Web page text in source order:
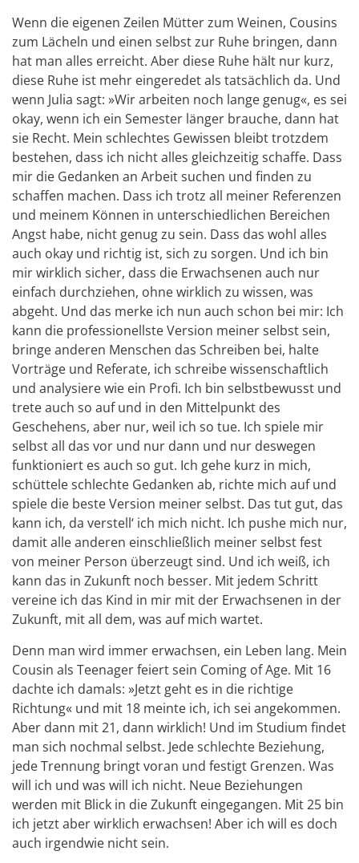
Wenn die eigenen Zeilen Mütter zum Weinen, Cousins
zum Lächeln und einen selbst zur Ruhe bringen, dann
hat man alles erreicht. Aber diese Ruhe hält nur kurz,
diese Ruhe ist mehr eingeredet als tatsächlich da. Und
wenn Julia sagt: »Wir arbeiten noch lange genug«, es sei
okay, wenn ich ein Semester länger brauche, dann hat
sie Recht. Mein schlechtes Gewissen bleibt trotzdem
bestehen, dass ich nicht alles gleichzeitig schaffe. Dass
mir die Gedanken an Arbeit suchen und finden zu
schaffen machen. Dass ich trotz all meiner Referenzen
und meinem Können in unterschiedlichen Bereichen
Angst habe, nicht genug zu sein. Dass das wohl alles
auch okay und richtig ist, sich zu sorgen. Und ich bin
mir wirklich sicher, dass die Erwachsenen auch nur
einfach durchziehen, ohne wirklich zu wissen, was
abgeht. Und das merke ich nun auch schon bei mir: Ich
kann die professionellste Version meiner selbst sein,
bringe anderen Menschen das Schreiben bei, halte
Vorträge und Referate, ich schreibe wissenschaftlich
und analysiere wie ein Profi. Ich bin selbstbewusst und
trete auch so auf und in den Mittelpunkt des
Geschehens, aber nur, weil ich so tue. Ich spiele mir
selbst all das vor und nur dann und nur deswegen
funktioniert es auch so gut. Ich gehe kurz in mich,
schüttele schlechte Gedanken ab, richte mich auf und
spiele die beste Version meiner selbst. Das tut gut, das
kann ich, da verstell‘ ich mich nicht. Ich pushe mich nur,
damit alle anderen einschließlich meiner selbst fest
von meiner Person überzeugt sind. Und ich weiß, ich
kann das in Zukunft noch besser. Mit jedem Schritt
vereine ich das Kind in mir mit der Erwachsenen in der
Zukunft, mit all dem, was auf mich wartet.
Denn man wird immer erwachsen, ein Leben lang. Mein
Cousin als Teenager feiert sein Coming of Age. Mit 16
dachte ich damals: »Jetzt geht es in die richtige
Richtung« und mit 18 meinte ich, ich sei angekommen.
Aber dann mit 21, dann wirklich! Und im Studium findet
man sich nochmal selbst. Jede schlechte Beziehung,
jede Trennung bringt voran und festigt Grenzen. Was
will ich und was will ich nicht. Neue Beziehungen
werden mit Blick in die Zukunft eingegangen. Mit 25 bin
ich jetzt aber wirklich erwachsen! Aber ich will es doch
auch irgendwie nicht sein.